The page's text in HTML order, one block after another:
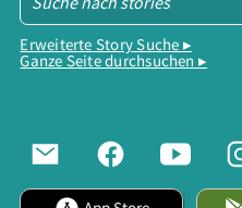
Erweiterte Story Suche ▸
Ganze Seite durchsuchen ▸